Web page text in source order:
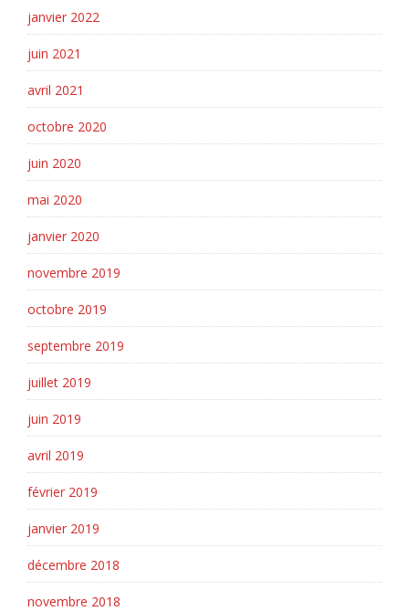
janvier 2022
juin 2021
avril 2021
octobre 2020
juin 2020
mai 2020
janvier 2020
novembre 2019
octobre 2019
septembre 2019
juillet 2019
juin 2019
avril 2019
février 2019
janvier 2019
décembre 2018
novembre 2018